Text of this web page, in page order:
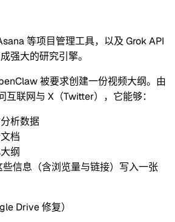
等项目管理工具，以及 Grok API
强大的研究引擎。
被要求创建一份视频大纲。由
互联网与 X（Twitter），它能够：
析数据
档
纲
信息（含浏览量与链接）写入一张
Drive 修复）